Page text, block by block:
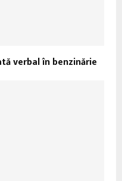
verbal în benzinărie